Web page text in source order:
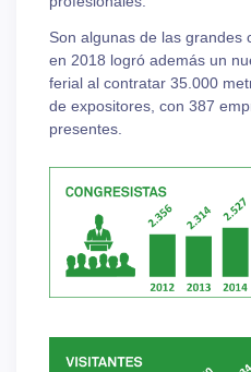
Son algunas de las grandes
en 2018 logró además un
ferial al contratar 35.000
de expositores, con 387
presentes.